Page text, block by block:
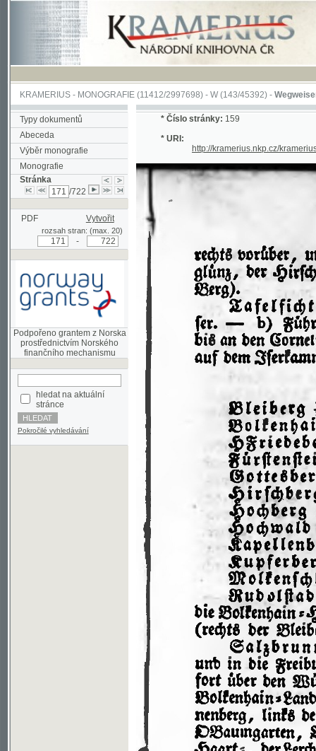
KRAMERIUS-MONOGRAFIE(11412/2997698) -W (143/45392)-Wegweiser durch
Typy dokumentů
Abeceda
Výběr monografie
Monografie
Stránka
/722
PDF Vytvořit
rozsah stran: (max. 20)
Podpořeno grantem z Norska
prostřednictvím Norského
hledat na aktuální
stránce
Pokročilé vyhledávání
http://kramerius.nkp.cz/kramerius/